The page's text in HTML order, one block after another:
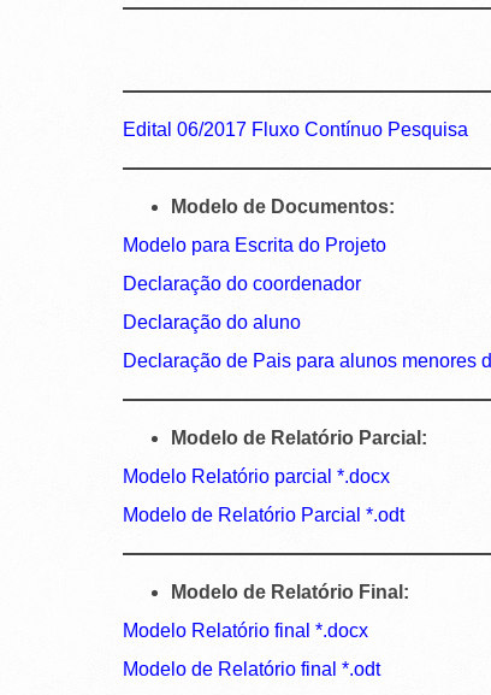
Edital 06/2017 Fluxo Contínuo Pesquisa
Modelo de Documentos:
Modelo para Escrita do Projeto
Declaração do coordenador
Declaração do aluno
Declaração de Pais para alunos menores
Modelo de Relatório Parcial:
Modelo Relatório parcial *.docx
Modelo de Relatório Parcial *.odt
Modelo de Relatório Final:
Modelo Relatório final *.docx
Modelo de Relatório final *.odt